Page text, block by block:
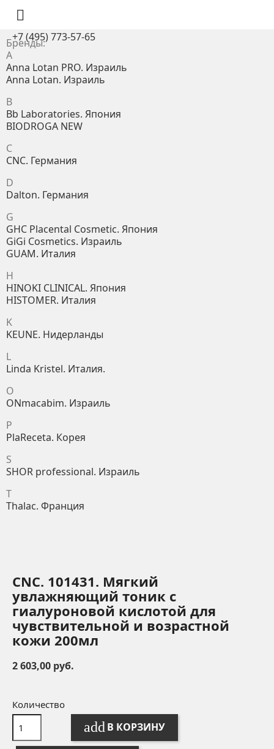

+7 (495) 773-57-65
Бренды:
A
Anna Lotan PRO. Израиль
Anna Lotan. Израиль
B
Bb Laboratories. Япония
BIODROGA NEW
C
CNC. Германия
D
Dalton. Германия
G
GHC Placental Cosmetic. Япония
GiGi Cosmetics. Израиль
GUAM. Италия
H
HINOKI CLINICAL. Япония
HISTOMER. Италия
K
KEUNE. Нидерланды
L
Linda Kristel. Италия.
O
ONmacabim. Израиль
P
PlaReceta. Корея
S
SHOR professional. Израиль
T
Thalac. Франция
CNC. 101431. Мягкий
увлажняющий тоник с
гиалуроновой кислотой для
чувствительной и возрастной
кожи 200мл
2 603,00 руб.
Количество
add В КОРЗИНУ